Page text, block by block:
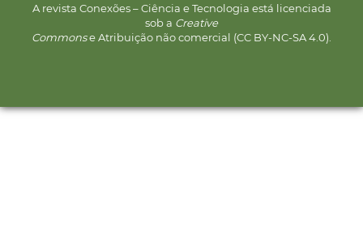
A revista Conexões – Ciência e Tecnologia está licenciada
sob a Creative
Commonse Atribuição não comercial (CC BY-NC-SA 4.0).